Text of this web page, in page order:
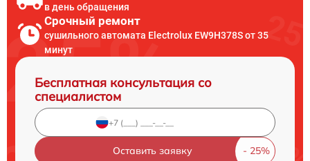
в день обращения
Срочный ремонт
сушильного автомата Electrolux EW9H378S от 35
минут
Бесплатная консультация со
специалистом
Оставить заявку